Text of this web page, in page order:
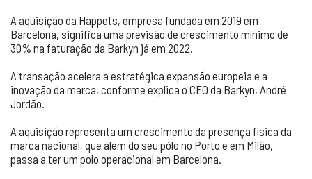
A aquisição da Happets, empresa fundada em 2019 em
Barcelona, significa uma previsão de crescimento mínimo de
30% na faturação da Barkyn já em 2022.
A transação acelera a estratégica expansão europeia e a
inovação da marca, conforme explica o CEO da Barkyn, André
Jordão.
A aquisição representa um crescimento da presença física da
marca nacional, que além do seu pólo no Porto e em Milão,
passa a ter um polo operacional em Barcelona.